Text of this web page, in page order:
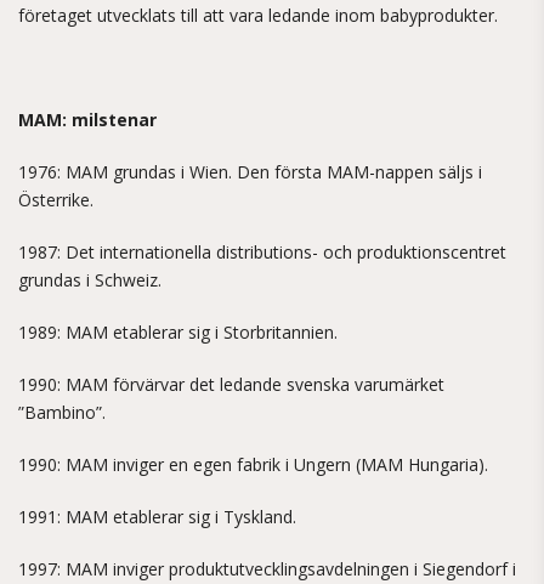
företaget utvecklats till att vara ledande inom babyprodukter.
MAM: milstenar
1976: MAM grundas i Wien. Den första MAM-nappen säljs i
Österrike.
1987: Det internationella distributions- och produktionscentret
grundas i Schweiz.
1989: MAM etablerar sig i Storbritannien.
1990: MAM förvärvar det ledande svenska varumärket
”Bambino”.
1990: MAM inviger en egen fabrik i Ungern (MAM Hungaria).
1991: MAM etablerar sig i Tyskland.
1997: MAM inviger produktutvecklingsavdelningen i Siegendorf i